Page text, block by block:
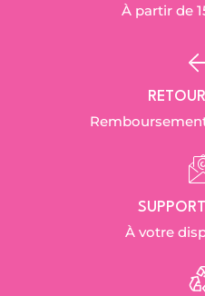
À partir de
À votre